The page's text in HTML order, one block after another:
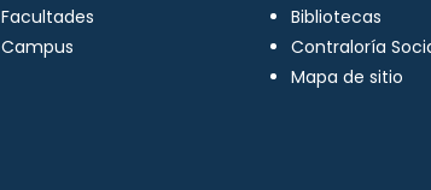
Facultades
Campus
Bibliotecas
Contraloría
Mapa de sitio